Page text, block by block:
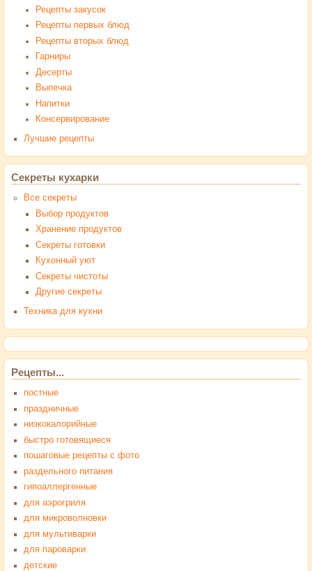
Рецепты закусок
Рецепты первых блюд
Рецепты вторых блюд
Гарниры
Десерты
Выпечка
Напитки
Консервирование
Лучшие рецепты
Секреты кухарки
Все секреты
Выбор продуктов
Хранение продуктов
Секреты готовки
Кухонный уют
Секреты чистоты
Другие секреты
Техника для кухни
Рецепты...
постные
праздничные
низкокалорийные
быстро готовящиеся
пошаговые рецепты с фото
раздельного питания
гипоаллергенные
для аэрогриля
для микроволновки
для мультиварки
для пароварки
детские